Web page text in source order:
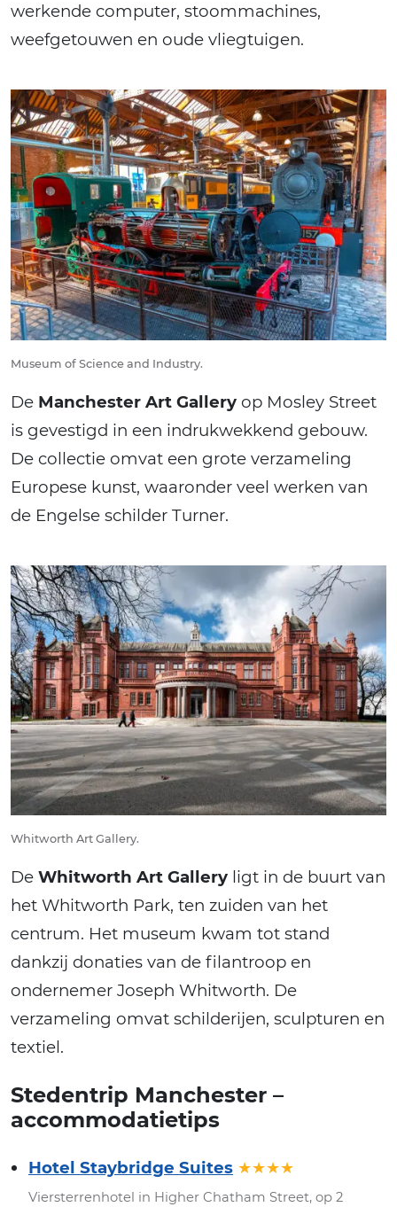
werkende computer, stoommachines,
weefgetouwen en oude vliegtuigen.
Museum of Science and Industry.
De Manchester Art Gallery op Mosley Street
is gevestigd in een indrukwekkend gebouw.
De collectie omvat een grote verzameling
Europese kunst, waaronder veel werken van
de Engelse schilder Turner.
Whitworth Art Gallery.
De Whitworth Art Gallery ligt in de buurt van
het Whitworth Park, ten zuiden van het
centrum. Het museum kwam tot stand
dankzij donaties van de filantroop en
ondernemer Joseph Whitworth. De
verzameling omvat schilderijen, sculpturen en
textiel.
Stedentrip Manchester –
accommodatietips
Hotel Staybridge Suites ★★★★
Viersterrenhotel in Higher Chatham Street, op 2